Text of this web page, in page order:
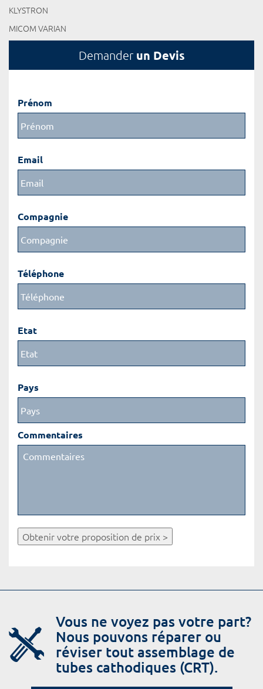
KLYSTRON
MICOM VARIAN
Demander un Devis
Prénom
Email
Compagnie
Téléphone
Etat
Pays
Commentaires
Obtenir votre proposition de prix >
Vous ne voyez pas votre part?
Nous pouvons réparer ou
réviser tout assemblage de
tubes cathodiques (CRT).